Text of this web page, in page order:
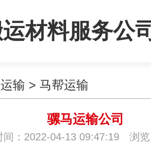
材料服务公
输 > 马帮运输
骡马运输公司
间：2022-04-13 09:47:19 浏览